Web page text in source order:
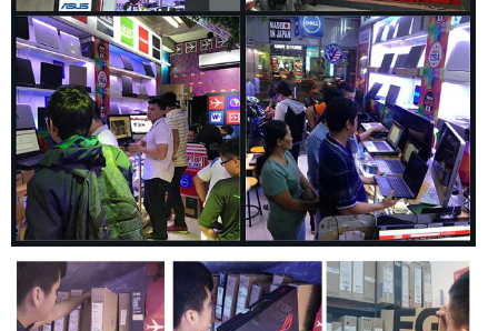
• 2 USB Type-C Thunderbolt™ 4.0 with Power Delivery &
DisplayPort 1.4
• 1 Smart card reader (Optional)